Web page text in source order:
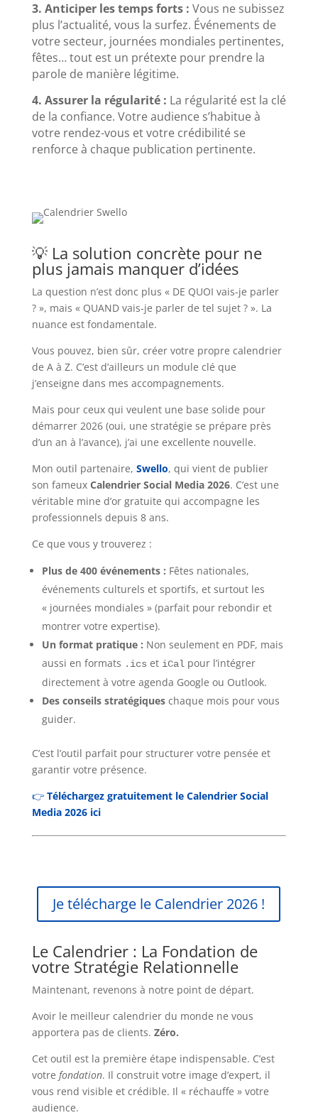
3. Anticiper les temps forts : Vous ne subissez
plus l’actualité, vous la surfez. Événements de
votre secteur, journées mondiales pertinentes,
fêtes… tout est un prétexte pour prendre la
parole de manière légitime.
4. Assurer la régularité : La régularité est la clé
de la confiance. Votre audience s’habitue à
votre rendez-vous et votre crédibilité se
renforce à chaque publication pertinente.
💡 La solution concrète pour ne
plus jamais manquer d’idées
La question n’est donc plus « DE QUOI vais-je parler
? », mais « QUAND vais-je parler de tel sujet ? ». La
nuance est fondamentale.
Vous pouvez, bien sûr, créer votre propre calendrier
de A à Z. C’est d’ailleurs un module clé que
j’enseigne dans mes accompagnements.
Mais pour ceux qui veulent une base solide pour
démarrer 2026 (oui, une stratégie se prépare près
d’un an à l’avance), j’ai une excellente nouvelle.
Mon outil partenaire, Swello, qui vient de publier
son fameux Calendrier Social Media 2026. C’est une
véritable mine d’or gratuite qui accompagne les
professionnels depuis 8 ans.
Ce que vous y trouverez :
Plus de 400 événements : Fêtes nationales,
événements culturels et sportifs, et surtout les
« journées mondiales » (parfait pour rebondir et
montrer votre expertise).
Un format pratique : Non seulement en PDF, mais
aussi en formats .ics et iCalpour l’intégrer
directement à votre agenda Google ou Outlook.
Des conseils stratégiqueschaque mois pour vous
guider.
C’est l’outil parfait pour structurer votre pensée et
garantir votre présence.
👉 Téléchargez gratuitement le Calendrier Social
Media 2026 ici
Je télécharge le Calendrier 2026 !
Le Calendrier : La Fondation de
votre Stratégie Relationnelle
Maintenant, revenons à notre point de départ.
Avoir le meilleur calendrier du monde ne vous
apportera pas de clients. Zéro.
Cet outil est la première étape indispensable. C’est
votre fondation. Il construit votre image d’expert, il
vous rend visible et crédible. Il « réchauffe » votre
audience.